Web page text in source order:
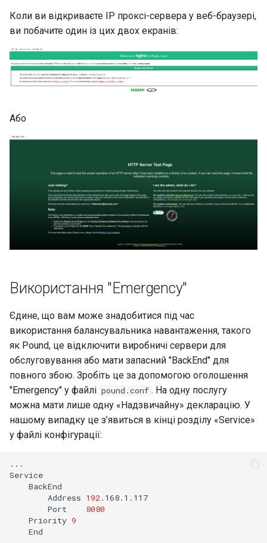
Коли ви відкриваєте IP проксі-сервера у веб-браузері,
ви побачите один із цих двох екранів:
Або
Використання "Emergency"
Єдине, що вам може знадобитися під час
використання балансувальника навантаження, такого
як Pound, це відключити виробничі сервери для
обслуговування або мати запасний "BackEnd" для
повного збою. Зробіть це за допомогою оголошення
"Emergency" у файлі pound.conf . На одну послугу
можна мати лише одну «Надзвичайну» декларацію. У
нашому випадку це з’явиться в кінці розділу «Service»
у файлі конфігурації:
...
Address 192
Port
8080
Priority 9
End